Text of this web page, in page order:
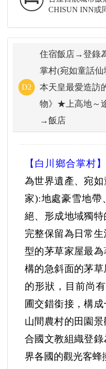
CHISUN INN或
D2
住宿飯店→登錄
掌村(宛如童話
本天皇最愛造訪
物》★上高地～
→飯店
【白川鄉合掌村】
為世界遺產、宛
家):地處豪雪地帶
絕、形成地域獨
完整保留為日常
型的茅草家屋最
構的急斜面的茅
的形狀，目前尚
圃交錯銜接，構成
山間農村的田園景
合國文教組織登
界各國的觀光客蜂